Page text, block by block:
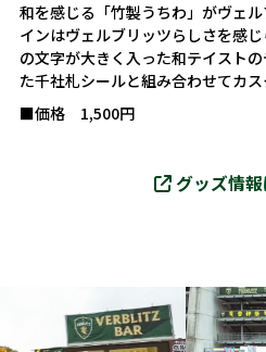
和を感じる「竹製うちわ」がヴェ
インはヴェルブリッツらしさを感じ
の文字が大きく入った和テイスト
た千社札シールと組み合わせてカ
■価格 1,500円
グッズ情